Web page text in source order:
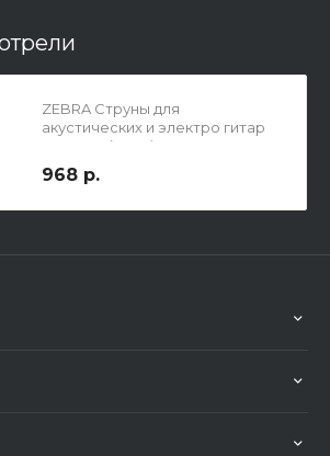
ZEBRA Струны для
акустических и электро гитар
DR ZE-10 (10-46)
968 р.